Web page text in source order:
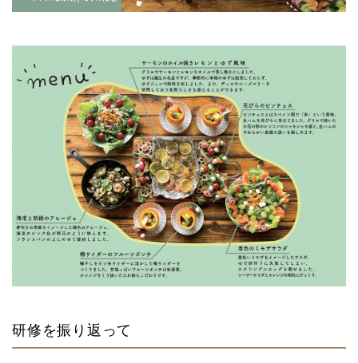
研修を振り返って